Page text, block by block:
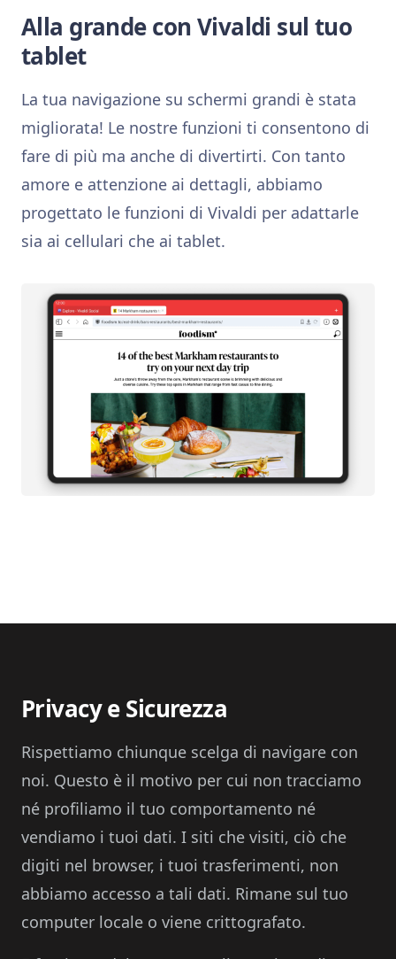
Alla grande con Vivaldi sul tuo
tablet
La tua navigazione su schermi grandi è stata
migliorata! Le nostre funzioni ti consentono di
fare di più ma anche di divertirti. Con tanto
amore e attenzione ai dettagli, abbiamo
progettato le funzioni di Vivaldi per adattarle
sia ai cellulari che ai tablet.
Privacy e Sicurezza
Rispettiamo chiunque scelga di navigare con
noi. Questo è il motivo per cui non tracciamo
né profiliamo il tuo comportamento né
vendiamo i tuoi dati. I siti che visiti, ciò che
digiti nel browser, i tuoi trasferimenti, non
abbiamo accesso a tali dati. Rimane sul tuo
computer locale o viene crittografato.